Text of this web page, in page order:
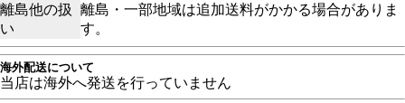
離島他の扱
い
離島・一部地域は追加送料がかかる場合がありま
す。
海外配送について
当店は海外へ発送を行っていません